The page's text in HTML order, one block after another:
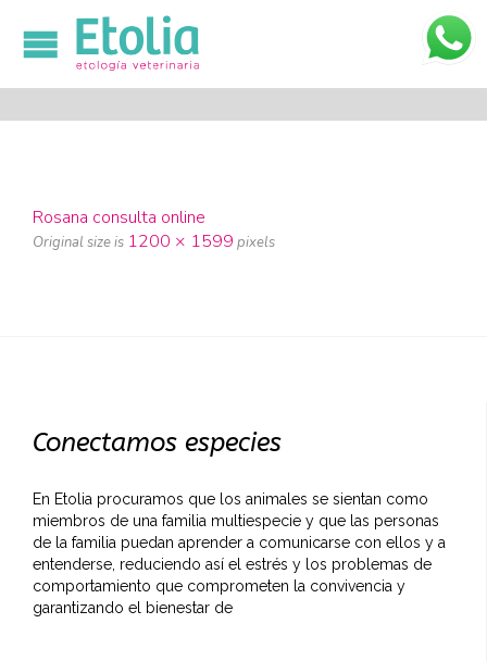

Rosana consulta online
Original size is 1200 × 1599 pixels
Conectamos especies
En Etolia procuramos que los animales se sientan como
miembros de una familia multiespecie y que las personas
de la familia puedan aprender a comunicarse con ellos y a
entenderse, reduciendo así el estrés y los problemas de
comportamiento que comprometen la convivencia y
garantizando el bienestar de